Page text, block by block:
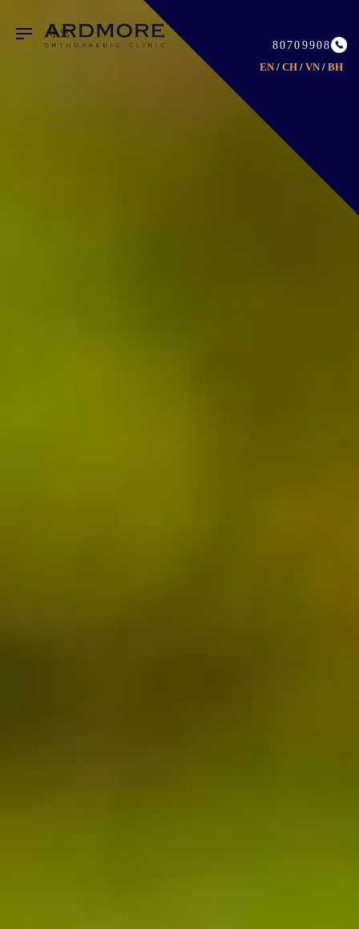
80709908
EN/ CH / VN/ BH